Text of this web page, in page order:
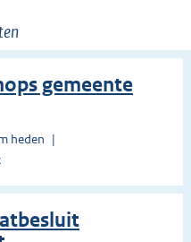
gemeente
heden